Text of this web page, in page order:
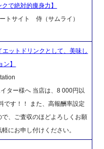
で絶対的痩身力】
トサイト 侍（サムライ）
ットドリンクとして、美味し
】
ター様へ 当店は、8 000円以
です！！ また、高報酬率設定
で、ご査収のほどよろしくお願
にお申し付けください。